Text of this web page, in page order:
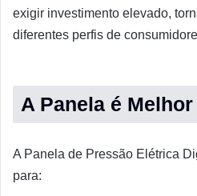
exigir investimento elevado,
diferentes perfis de
A Panela é
A Panela de Pressão Elétrica
para: